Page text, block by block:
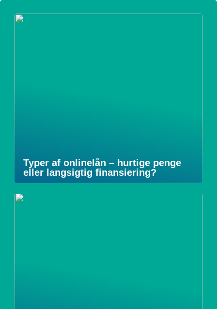
Typer af onlinelån – hurtige penge
eller langsigtig finansiering?